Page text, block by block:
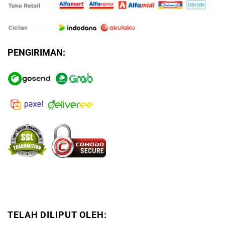
PENGIRIMAN:
TELAH DILIPUT OLEH: